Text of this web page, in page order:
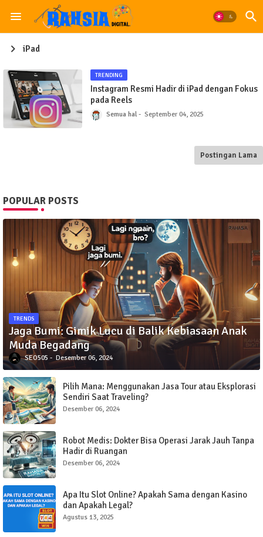
iPad
TRENDING
Instagram Resmi Hadir di iPad dengan Fokus
pada Reels
Semua hal September 04, 2025
Postingan Lama
POPULAR POSTS
TRENDS
Jaga Bumi: Gimik Lucu di Balik Kebiasaan Anak
Muda Begadang
SEO505 Desember 06, 2024
Pilih Mana: Menggunakan Jasa Tour atau Eksplorasi
Sendiri Saat Traveling?
Desember 06, 2024
Robot Medis: Dokter Bisa Operasi Jarak Jauh Tanpa
Hadir di Ruangan
Desember 06, 2024
Apa Itu Slot Online? Apakah Sama dengan Kasino
dan Apakah Legal?
Agustus 13, 2025